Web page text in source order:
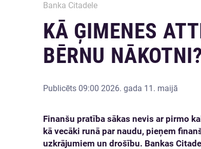
Banka Citadele
KĀ ĢIMENES
BĒRNU
Publicēts 09:00 2026. gada 11. maijā
Finanšu pratība sākas nevis ar pirmo
kā vecāki runā par naudu, pieņem
uzkrājumiem un drošību. Bankas